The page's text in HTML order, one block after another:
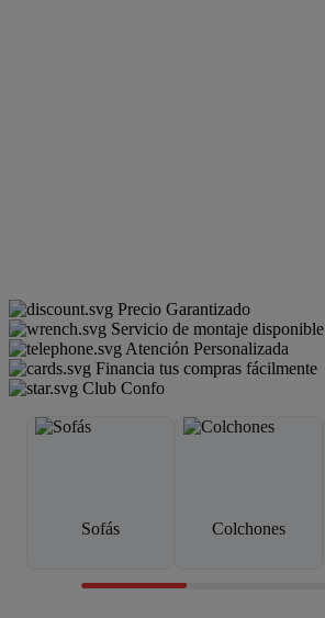
Precio Garantizado
Servicio de montaje disponible
Atención Personalizada
Financia tus compras fácilmente
Club Confo
Sofás Colchones